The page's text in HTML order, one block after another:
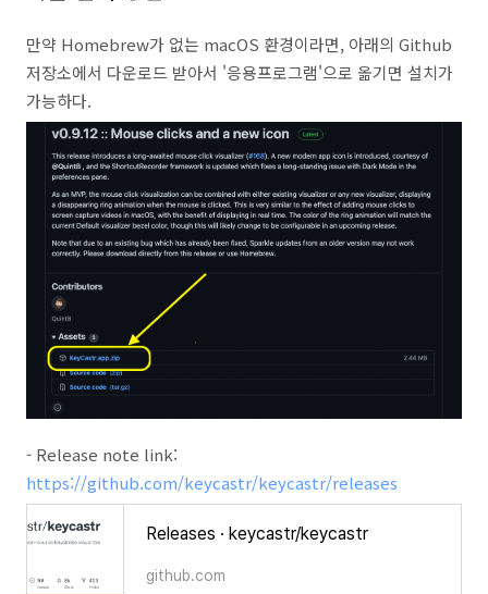
만약 Homebrew가 없는 macOS 환경이라면, 아래의 Github
저장소에서 다운로드 받아서 '응용프로그램'으로 옮기면 설치가
가능하다.
- Release note link:
https://github.com/keycastr/keycastr/releases
Releases · keycastr/keycastr
github.com